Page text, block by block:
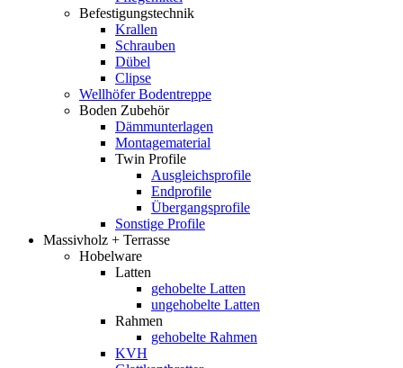
Befestigungstechnik
Krallen
Schrauben
Dübel
Clipse
Wellhöfer Bodentreppe
Boden Zubehör
Dämmunterlagen
Montagematerial
Twin Profile
Ausgleichsprofile
Endprofile
Übergangsprofile
Sonstige Profile
Massivholz + Terrasse
Hobelware
Latten
gehobelte Latten
ungehobelte Latten
Rahmen
gehobelte Rahmen
KVH